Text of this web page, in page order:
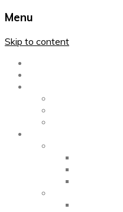
Menu
Skip to content